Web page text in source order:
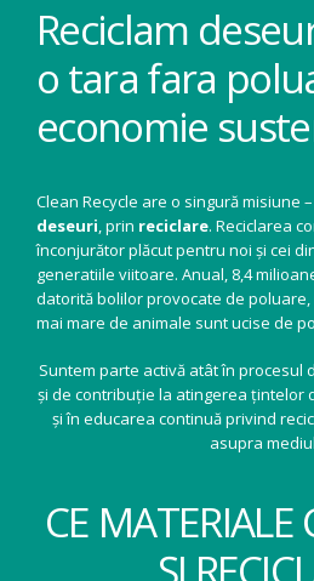
Reciclam
o tara fara
economie
Clean Recycle are o singură misiune
deseuri, prin reciclare. Reciclarea
înconjurător plăcut pentru noi și cei
generatiile viitoare. Anual, 8,4
datorită bolilor provocate de
mai mare de animale sunt ucise de
Suntem parte activă atât în procesul
și de contribuție la atingerea țintelor
și în educarea continuă privind
asupra
CE MATERIALE
ȘI